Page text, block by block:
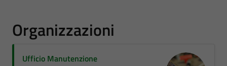
Organizzazioni
Ufficio Manutenzione